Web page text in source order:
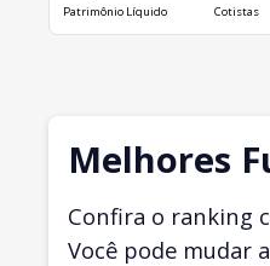
Patrimônio Líquido Cotistas
Melhores
Confira o ranking
Você pode mudar